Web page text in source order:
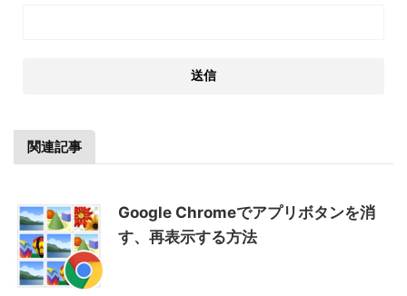
関連記事
Google Chromeでアプリボタンを消
す、再表示する方法